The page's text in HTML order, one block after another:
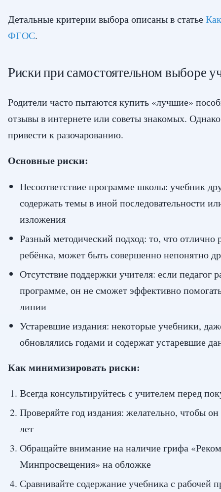
Детальные критерии выбора описаны в статье
ФГОС.
Риски при самостоятельном выборе
Родители часто пытаются купить «лучшие»
отзывы в интернете или советы знакомых.
привести к разочарованию.
Основные риски:
Несоответствие программе школы: учебник
содержать темы в иной последовательности
изложения
Разный методический подход: то, что отлично
ребёнка, может быть совершенно непонятно
Отсутствие поддержки учителя: если педагог
программе, он не сможет эффективно
линии
Устаревшие издания: некоторые учебники,
обновлялись годами и содержат устаревшие
Как минимизировать риски:
Всегда консультируйтесь с учителем перед
Проверяйте год издания: желательно, чтобы
лет
Обращайте внимание на наличие грифа
Минпросвещения» на обложке
Сравнивайте содержание учебника с рабочей